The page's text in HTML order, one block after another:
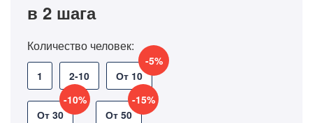
в 2 шага
Количество человек:
1 2-10 От 10
-5%
От 30
-10%
От 50
-15%